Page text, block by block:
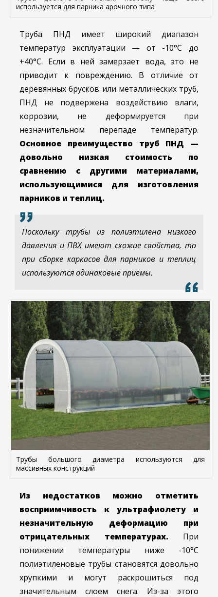
используется для парника арочного типа
Труба ПНД имеет широкий диапазон
температур эксплуатации — от -10°С до
+40°С. Если в ней замерзает вода, это не
приводит к повреждению. В отличие от
деревянных брусков или металлических труб,
ПНД не подвержена воздействию влаги,
коррозии, не деформируется при
незначительном перепаде температур.
Основное преимущество труб ПНД —
довольно низкая стоимость по
сравнению с другими материалами,
использующимися для изготовления
парников и теплиц.
Поскольку трубы из полиэтилена низкого
давления и ПВХ имеют схожие свойства, то
при сборке каркасов для парников и теплиц
используются одинаковые приёмы.
Трубы большого диаметра используются для
массивных конструкций
Из недостатков можно отметить
восприимчивость к ультрафиолету и
незначительную деформацию при
отрицательных температурах. При
понижении температуры ниже -10°С
полиэтиленовые трубы становятся довольно
хрупкими и могут раскрошиться под
значительным слоем снега. Из-за этого